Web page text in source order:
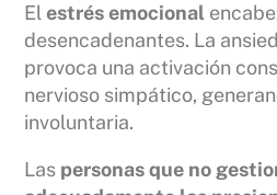
Elestrés emocional
desencadenantes. La
provoca una activación
nervioso simpático,
involuntaria.
Las personas que no